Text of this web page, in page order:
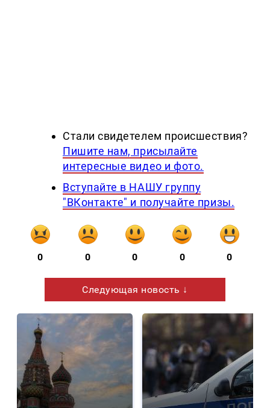
Стали свидетелем происшествия?
Пишите нам, присылайте
интересные видео и фото.
Вступайте в НАШУ группу
"ВКонтакте" и получайте призы.
0 0 0 0 0
Следующая новость ↓